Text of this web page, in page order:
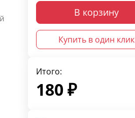
В корзину
Купить в один клик
Итого:
180₽